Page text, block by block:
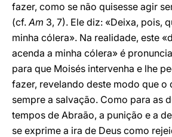
fazer, como se não quisesse agir
(cf.Am 3, 7). Ele diz: «Deixa, pois,
minha cólera». Na realidade, este
acenda a minha cólera» é
para que Moisés intervenha e lhe
fazer, revelando deste modo que o
sempre a salvação. Como para as
tempos de Abraão, a punição e a
se exprime a ira de Deus como